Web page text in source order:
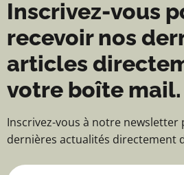
Inscrivez-vous
recevoir nos
articles
votre boîte mail.
Inscrivez-vous à notre newsletter
dernières actualités directement